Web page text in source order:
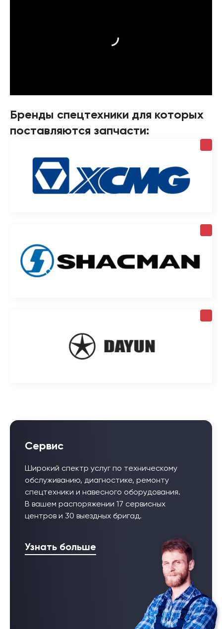
Бренды спецтехники для которых
поставляются запчасти:
Сервис
Широкий спектр услуг по техническому
обслуживанию, диагностике, ремонту
спецтехники и навесного оборудования.
В вашем распоряжении 17 сервисных
центров и 30 выездных бригад.
Узнать больше